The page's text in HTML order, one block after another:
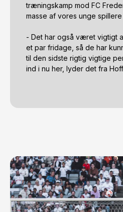
træningskamp mod FC
masse af vores unge spillere
- Det har også været vigtigt
et par fridage, så de har
til den sidste rigtig vigtige
ind i nu her, lyder det fra